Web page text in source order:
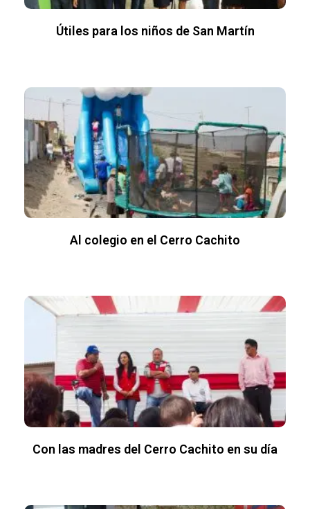
Útiles para los niños de San Martín
Al colegio en el Cerro Cachito
Con las madres del Cerro Cachito en su día